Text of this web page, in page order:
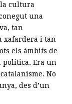
cultura
una
tan
xafardera i tan
els àmbits de
política. Era un
No
des d’un